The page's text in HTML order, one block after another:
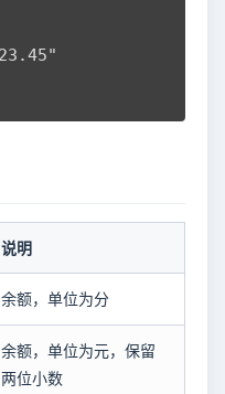
说明
余额，单位为分
余额，单位为元，保留
两位小数